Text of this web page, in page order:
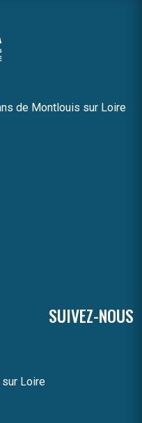
de Montlouis sur Loire
SUIVEZ-NOUS
Loire